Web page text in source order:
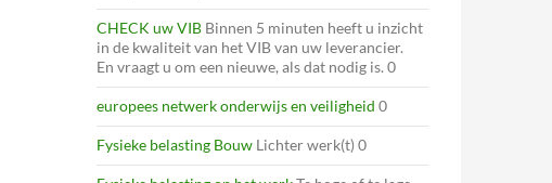
CHECK uw VIB Binnen 5 minuten heeft u inzicht
in de kwaliteit van het VIB van uw leverancier.
En vraagt u om een nieuwe, als dat nodig is. 0
europees netwerk onderwijs en veiligheid 0
Fysieke belasting Bouw Lichter werk(t) 0